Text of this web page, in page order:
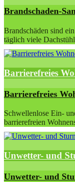
Brandschaden-
Brandschäden sind
täglich viele
Barrierefreies
Barrierefreies
Schwellenlose Ein-
barrierefreien
Unwetter- und
Unwetter- und